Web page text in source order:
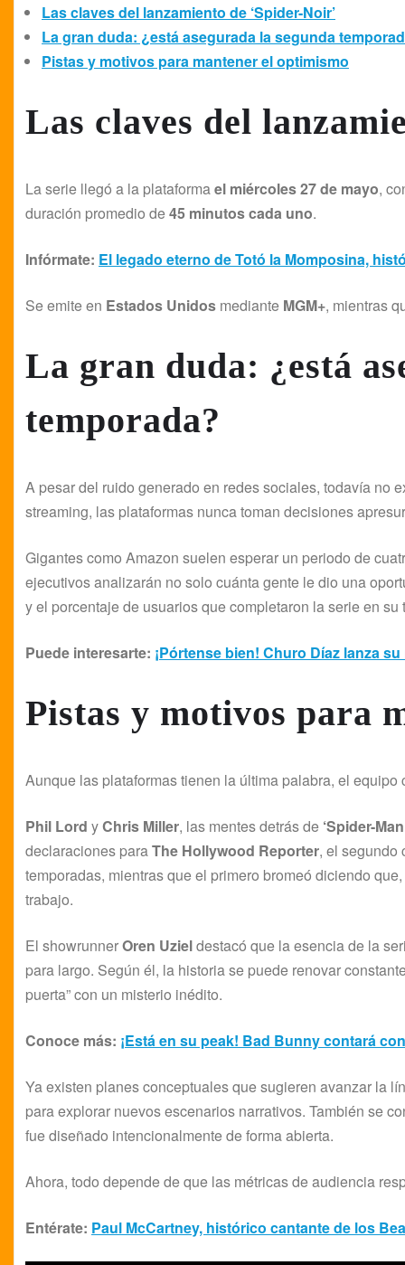
Las claves del lanzamiento de ‘Spider-Noir’
La gran duda: ¿está asegurada la segunda
Pistas y motivos para mantener el optimismo
Las claves del
La serie llegó a la plataformael miércoles 27 de mayo,
duración promedio de45 minutos cada uno.
Infórmate: El legado eterno de Totó la Momposina,
Se emite en Estados Unidos mediante MGM+, mientras
La gran duda: ¿está
temporada?
A pesar del ruido generado en redes sociales, todavía no
streaming, las plataformas nunca toman decisiones
Gigantes como Amazon suelen esperar un periodo de
ejecutivos analizarán no solo cuánta gente le dio una
y el porcentaje de usuarios que completaron la serie en
Puede interesarte: ¡Pórtense bien! Churo Díaz lanza
Pistas y motivos para
Aunque las plataformas tienen la última palabra, el
Phil Lord yChris Miller, las mentes detrás de ‘Spider-
declaraciones paraThe Hollywood Reporter, el segundo
temporadas, mientras que el primero bromeó diciendo
trabajo.
El showrunnerOren Uzieldestacó que la esencia de la
para largo. Según él, la historia se puede renovar
puerta” con un misterio inédito.
Conoce más: ¡Está en su peak! Bad Bunny contará
Ya existen planes conceptuales que sugieren avanzar la
para explorar nuevos escenarios narrativos. También se
fue diseñado intencionalmente de forma abierta.
Ahora, todo depende de que las métricas de audiencia
Entérate: Paul McCartney, histórico cantante de los